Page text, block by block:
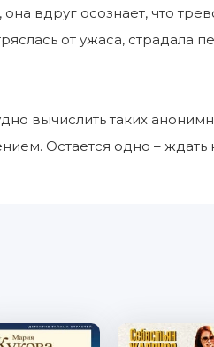
вдруг осознает, что
от ужаса, страдала
вычислить таких
Остается одно –